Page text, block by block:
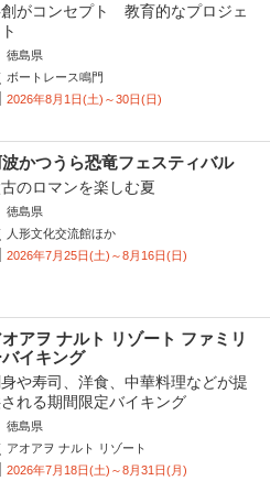
がコンセプト 教育的なプロジェ
徳島県
ボートレース鳴門
2026年8月1日(土)～30日(日)
波かつうら恐竜フェスティバル
のロマンを楽しむ夏
徳島県
人形文化交流館ほか
2026年7月25日(土)～8月16日(日)
アヲ ナルト リゾート ファミリ
バイキング
や寿司、洋食、中華料理などが提
れる期間限定バイキング
徳島県
アオアヲ ナルト リゾート
2026年7月18日(土)～8月31日(月)